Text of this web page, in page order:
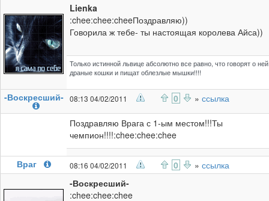
Lienka
:chee:chee:cheeПоздравляю))
Говорила ж тебе- ты настоящая королева Айса))
Только истинной львице абсолютно все равно, что говорят о ней
драные кошки и пищат облезлые мышки!!!!
-Воскресший- 08:13 04/02/2011 0 » ссылка
Поздравляю Врага с 1-ым местом!!!Ты
чемпион!!!!:chee:chee:chee
Враг 08:16 04/02/2011 0 » ссылка
-Воскресший-
:chee:chee:chee